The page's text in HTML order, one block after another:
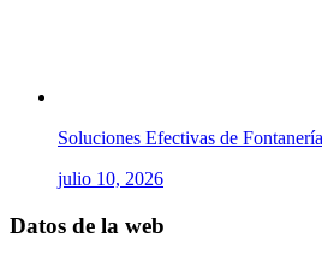
Soluciones Efectivas de
julio 10, 2026
Datos de la web